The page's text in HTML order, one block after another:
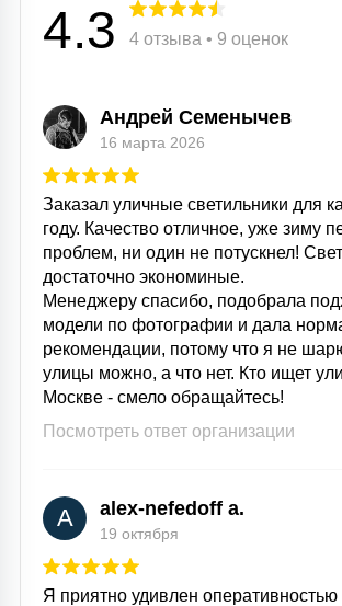
4.3 4 отзыва • 9 оценок
Андрей Семенычев
16 марта 2026
Заказал уличные светильники для
году. Качество отличное, уже зиму
проблем, ни один не потускнел!
достаточно экономиные.
Менеджеру спасибо, подобрала
модели по фотографии и дала
рекомендации, потому что я не
улицы можно, а что нет. Кто ищет
Москве - смело обращайтесь!
Посмотреть ответ организации
A alex-nefedoff a.
19 октября
Я приятно удивлен